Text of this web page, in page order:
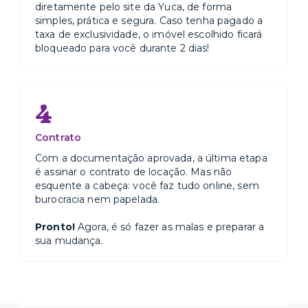
diretamente pelo site da Yuca, de forma
simples, prática e segura. Caso tenha pagado a
taxa de exclusividade, o imóvel escolhido ficará
bloqueado para você durante 2 dias!
4
Contrato
Com a documentação aprovada, a última etapa
é assinar o contrato de locação. Mas não
esquente a cabeça: você faz tudo online, sem
burocracia nem papelada.
Pronto!Agora, é só fazer as malas e preparar a
sua mudança.